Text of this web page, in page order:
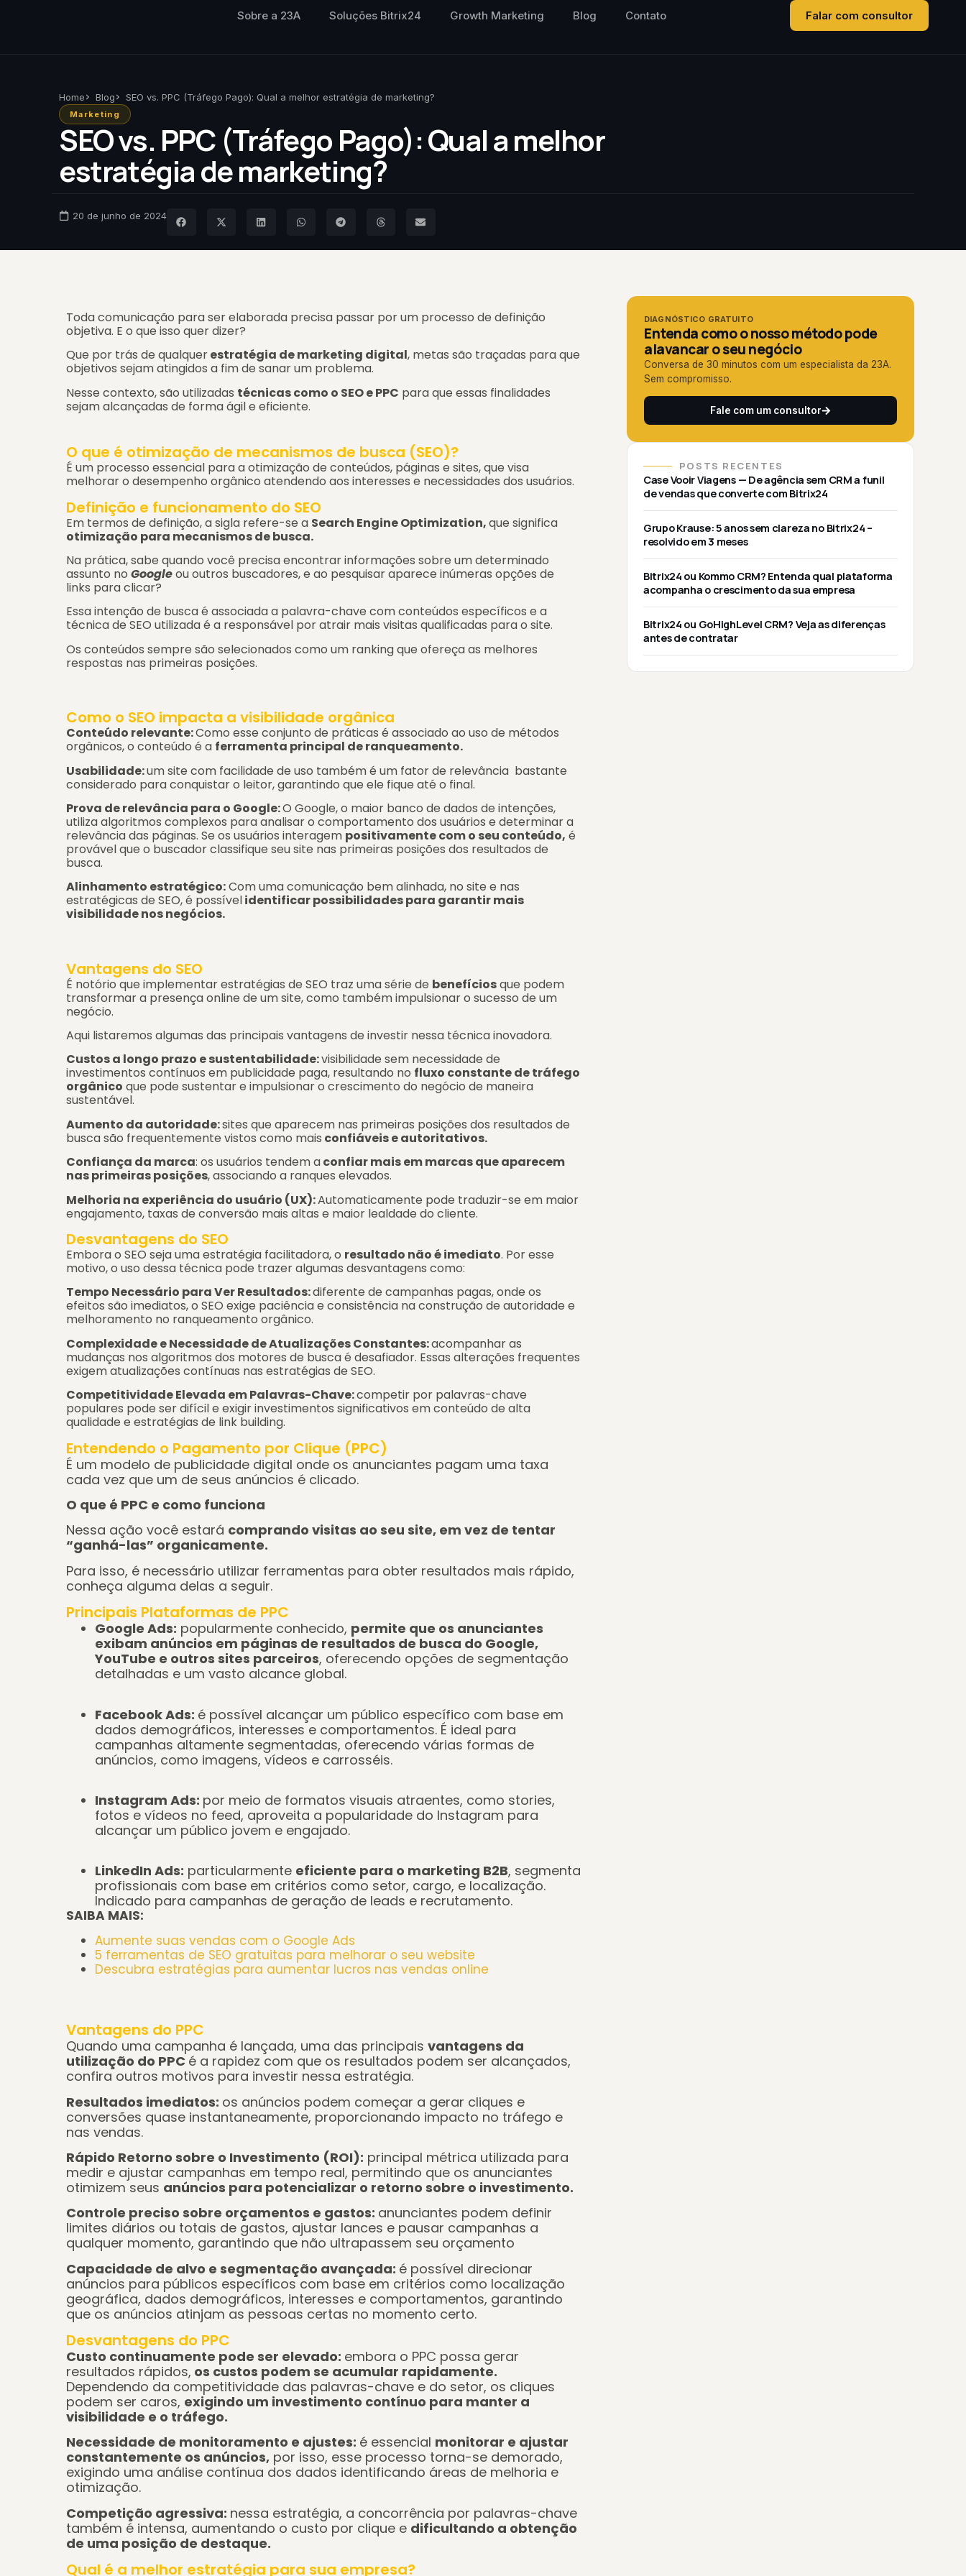
Sobre a 23A Soluções Bitrix24 Growth Marketing Blog Contato Falar com consultor
Home Blog SEO vs. PPC (Tráfego Pago): Qual a melhor estratégia de marketing?
Marketing
SEO vs. PPC (Tráfego Pago): Qual a melhor
estratégia de marketing?
20 de junho de 2024
Toda comunicação para ser elaborada precisa passar por um processo de definição
objetiva. E o que isso quer dizer?
Que por trás de qualquerestratégia de marketing digital, metas são traçadas para que
objetivos sejam atingidos a fim de sanar um problema.
Nesse contexto, são utilizadas técnicas como o SEO e PPC para que essas finalidades
sejam alcançadas de forma ágil e eficiente.
O que é otimização de mecanismos de busca (SEO)?
É um processo essencial para a otimização de conteúdos, páginas e sites, que visa
melhorar o desempenho orgânico atendendo aos interesses e necessidades dos usuários.
Definição e funcionamento do SEO
Em termos de definição, a sigla refere-se a Search Engine Optimization,que significa
otimização para mecanismos de busca.
Na prática, sabe quando você precisa encontrar informações sobre um determinado
assunto no Googleou outros buscadores, e ao pesquisar aparece inúmeras opções de
links para clicar?
Essa intenção de busca é associada a palavra-chave com conteúdos específicos e a
técnica de SEO utilizada é a responsável poratrair mais visitas qualificadas para o site.
Os conteúdos sempre são selecionados como um ranking que ofereça as melhores
respostas nas primeiras posições.
Como o SEO impacta a visibilidade orgânica
Conteúdo relevante:Como esse conjunto de práticas é associado ao uso de métodos
orgânicos, o conteúdo é a ferramenta principal de ranqueamento.
Usabilidade:um site com facilidade de uso também é um fator de relevância bastante
considerado para conquistar o leitor, garantindo que ele fique até o final.
Prova de relevância para o Google:O Google, o maior banco de dados de intenções,
utiliza algoritmos complexos para analisar o comportamento dos usuários e determinar a
relevância das páginas. Se os usuários interagem positivamente com o seu conteúdo, é
provável que o buscadorclassifique seu site nas primeiras posições dos resultados de
busca.
Alinhamento estratégico:Com uma comunicação bem alinhada, no site e nas
estratégicas de SEO, é possívelidentificar possibilidades para garantir mais
visibilidade nos negócios.
Vantagens do SEO
É notório que implementar estratégias de SEO traz uma série de benefíciosque podem
transformar a presença online de um site, como também impulsionar o sucesso de um
negócio.
Aqui listaremos algumas das principais vantagens de investir nessa técnica inovadora.
Custos a longo prazo e sustentabilidade:visibilidade sem necessidade de
investimentos contínuos em publicidade paga, resultando no fluxo constante de tráfego
orgânico que pode sustentar e impulsionar o crescimento do negócio de maneira
sustentável.
Aumento da autoridade:sites que aparecem nas primeiras posições dos resultados de
busca são frequentemente vistos como mais confiáveis e autoritativos.
Confiança da marca: os usuários tendem aconfiar mais em marcas que aparecem
nas primeiras posições, associando a ranques elevados.
Melhoria na experiência do usuário (UX):Automaticamente pode traduzir-se em maior
engajamento, taxas de conversão mais altas e maior lealdade do cliente.
Desvantagens do SEO
Embora o SEO seja uma estratégia facilitadora, o resultado não é imediato. Por esse
motivo, o uso dessa técnica pode trazer algumas desvantagens como:
Tempo Necessário para Ver Resultados:diferente de campanhas pagas, onde os
efeitos são imediatos, o SEO exige paciência e consistência na construção de autoridade e
melhoramento no ranqueamento orgânico.
Complexidade e Necessidade de Atualizações Constantes:acompanhar as
mudanças nos algoritmos dos motores de busca é desafiador. Essas alterações frequentes
exigematualizações contínuas nas estratégias de SEO.
Competitividade Elevada em Palavras-Chave:competir por palavras-chave
populares pode ser difícil e exigirinvestimentos significativos em conteúdo de alta
qualidade e estratégias de link building.
Entendendo o Pagamento por Clique (PPC)
É um modelo de publicidade digital onde os anunciantes pagam uma taxa
cada vez que um de seus anúncios é clicado.
O que é PPC e como funciona
Nessa ação você estará comprando visitas ao seu site, em vez de tentar
“ganhá-las” organicamente.
Para isso, é necessário utilizar ferramentas para obter resultados mais rápido,
conheça alguma delas a seguir.
Principais Plataformas de PPC
Google Ads: popularmente conhecido, permite que os anunciantes
exibam anúncios em páginas de resultados de busca do Google,
YouTube e outros sites parceiros, oferecendo opções de segmentação
detalhadas e um vasto alcance global.
Facebook Ads: é possível alcançar um público específico com base em
dados demográficos, interesses e comportamentos. É ideal para
campanhas altamente segmentadas, oferecendo várias formas de
anúncios, como imagens, vídeos e carrosséis.
Instagram Ads: por meio de formatos visuais atraentes, como stories,
fotos e vídeos no feed, aproveita a popularidade do Instagram para
alcançar um público jovem e engajado.
LinkedIn Ads: particularmente eficiente para o marketing B2B, segmenta
profissionais com base em critérios como setor, cargo, e localização.
Indicado para campanhas de geração de leads e recrutamento.
SAIBA MAIS:
Aumente suas vendas com o Google Ads
5 ferramentas de SEO gratuitas para melhorar o seu website
Descubra estratégias para aumentar lucros nas vendas online
Vantagens do PPC
Quando uma campanha é lançada, uma das principais vantagens da
utilização do PPC é a rapidez com que os resultados podem ser alcançados,
confira outros motivos para investir nessa estratégia.
Resultados imediatos: os anúncios podem começar a gerar cliques e
conversões quase instantaneamente, proporcionando impacto no tráfego e
nas vendas.
Rápido Retorno sobre o Investimento (ROI): principal métrica utilizada para
medir e ajustar campanhas em tempo real, permitindo que os anunciantes
otimizem seus anúncios para potencializar o retorno sobre o investimento.
Controle preciso sobre orçamentos e gastos: anunciantes podem definir
limites diários ou totais de gastos, ajustar lances e pausar campanhas a
qualquer momento, garantindo que não ultrapassem seu orçamento
Capacidade de alvo e segmentação avançada: é possível direcionar
anúncios para públicos específicos com base em critérios como localização
geográfica, dados demográficos, interesses e comportamentos, garantindo
que os anúncios atinjam as pessoas certas no momento certo.
Desvantagens do PPC
Custo continuamente pode ser elevado: embora o PPC possa gerar
resultados rápidos, os custos podem se acumular rapidamente.
Dependendo da competitividade das palavras-chave e do setor, os cliques
podem ser caros, exigindo um investimento contínuo para manter a
visibilidade e o tráfego.
Necessidade de monitoramento e ajustes: é essencial monitorar e ajustar
constantemente os anúncios, por isso, esse processo torna-se demorado,
exigindo uma análise contínua dos dados identificando áreas de melhoria e
otimização.
Competição agressiva: nessa estratégia, a concorrência por palavras-chave
também é intensa, aumentando o custo por clique e dificultando a obtenção
de uma posição de destaque.
Qual é a melhor estratégia para sua empresa?
DIAGNÓSTICO GRATUITO
Entenda como o nosso método pode
alavancar o seu negócio
Conversa de 30 minutos com um especialista da 23A.
Sem compromisso.
Fale com um consultor
POSTS RECENTES
Case Vooir Viagens — De agência sem CRM a funil
de vendas que converte com Bitrix24
Grupo Krause: 5 anos sem clareza no Bitrix24 –
resolvido em 3 meses
Bitrix24 ou Kommo CRM? Entenda qual plataforma
acompanha o crescimento da sua empresa
Bitrix24 ou GoHighLevel CRM? Veja as diferenças
antes de contratar